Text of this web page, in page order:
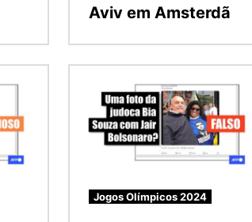
Aviv em Amsterdã
Jogos Olímpicos 2024